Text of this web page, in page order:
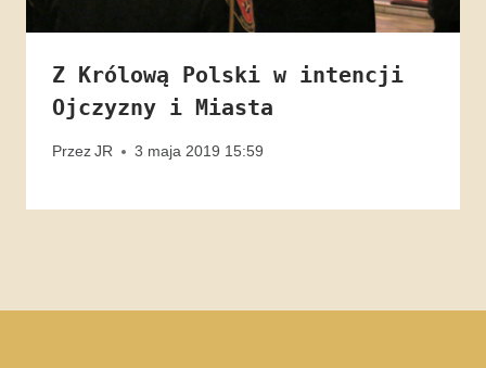
Z Królową Polski w intencji
Ojczyzny i Miasta
PrzezJR 3 maja 2019 15:59